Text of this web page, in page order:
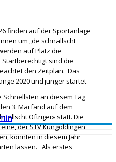
finden auf der Sportanlage
um „de schnällscht
auf Platz die
sind die
den Zeitplan. Das
2020 und jünger startet
an diesem Tag
3. Mai fand auf dem
Oftriger» statt. Die
der STV Küngoldingen
konnten in diesem Jahr
lassen. Als erstes